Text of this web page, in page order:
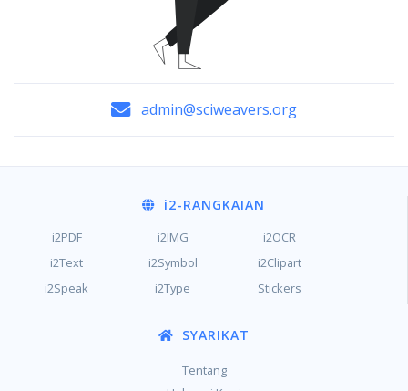
admin@sciweavers.org
i2-RANGKAIAN
i2PDF i2IMG
i2OCR
i2Text
i2Symbol
i2Clipart
i2Speak
i2Type Stickers
SYARIKAT
Tentang